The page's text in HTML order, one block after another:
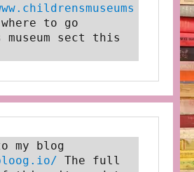
where to go
sect this
The full